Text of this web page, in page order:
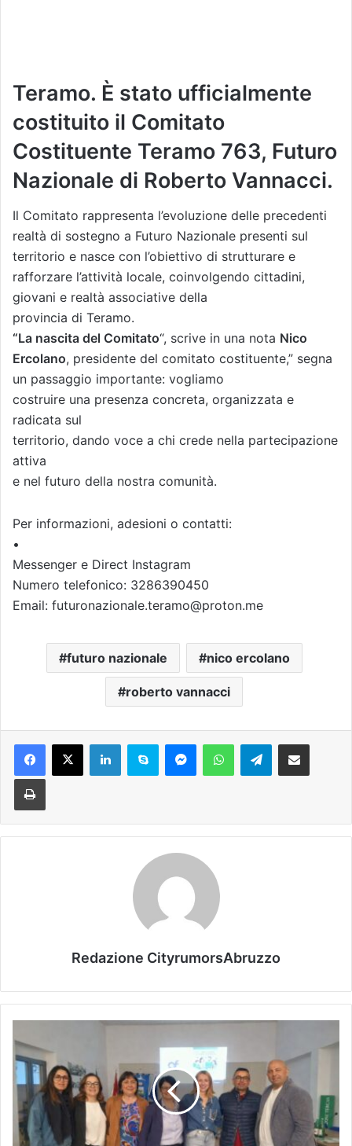
Teramo. È stato ufficialmente
costituito il Comitato
Costituente Teramo 763, Futuro
Nazionale di Roberto Vannacci.
Il Comitato rappresenta l’evoluzione delle precedenti
realtà di sostegno a Futuro Nazionale presenti sul
territorio e nasce con l’obiettivo di strutturare e
rafforzare l’attività locale, coinvolgendo cittadini,
giovani e realtà associative della
provincia di Teramo.
“La nascita del Comitato“, scrive in una nota Nico
Ercolano, presidente del comitato costituente,” segna
un passaggio importante: vogliamo
costruire una presenza concreta, organizzata e
radicata sul
territorio, dando voce a chi crede nella partecipazione
attiva
e nel futuro della nostra comunità.
Per informazioni, adesioni o contatti:
•
Messenger e Direct Instagram
Numero telefonico: 3286390450
Email: futuronazionale.teramo@proton.me
futuro nazionale nico ercolano
roberto vannacci
Telegram
Redazione CityrumorsAbruzzo